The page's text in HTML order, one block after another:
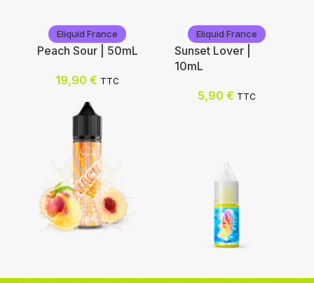
Eliquid France
Peach Sour | 50mL
19,90 € TTC
Eliquid France
Sunset Lover |
10mL
5,90 € TTC